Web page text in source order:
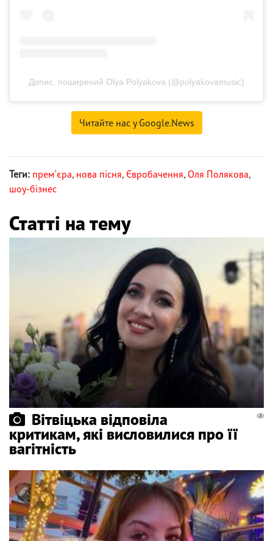
Допис, поширений Olya Polyakova (@polyakovamusic)
Читайте нас у Google.News
Теги: прем`єра, нова пісня, Євробачення, Оля Полякова,
шоу-бізнес
Статті на тему
Вітвіцька відповіла
критикам, які висловилися про її
вагітність